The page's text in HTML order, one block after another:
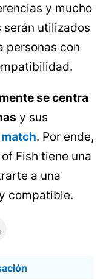
y mucho
serán utilizados
personas con
se centra
y sus
. Por ende,
Fish tiene una
a una
compatible.